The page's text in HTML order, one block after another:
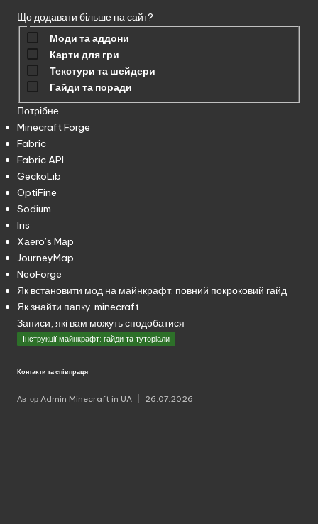
Що додавати більше на сайт?
Моди та аддони
Карти для гри
Текстури та шейдери
Гайди та поради
Потрібне
Minecraft Forge
Fabric
Fabric API
GeckoLib
OptiFine
Sodium
Iris
Xаero’s Mаp
JourneyMap
NeoForge
Як встановити мод на майнкрафт: повний покроковий гайд
Як знайти папку .minecraft
Записи, які вам можуть сподобатися
Опубліковано
Інструкції майнкрафт: гайди та туторіали
Контакти та співпраця
Опубліковано
Автор Admin Minecraft in UA 26.07.2026